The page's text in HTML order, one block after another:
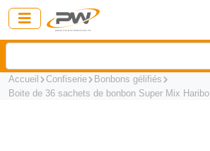
Accueil Confiserie
Bonbons gélifiés
Boite de 36 sachets de bonbon Super Mix Haribo